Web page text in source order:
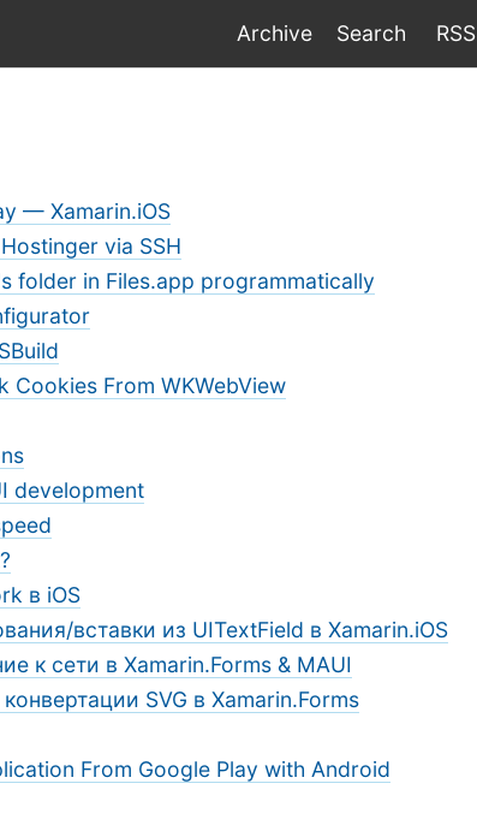
Archive Search RSS
— Xamarin.iOS
via SSH
folder in Files.app programmatically
Cookies From WKWebView
development
в iOS
вставки из UITextField в Xamarin.iOS
к сети в Xamarin.Forms & MAUI
SVG в Xamarin.Forms
From Google Play with Android